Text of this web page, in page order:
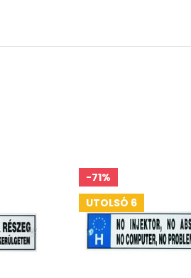
-71%
UTOLSÓ 6